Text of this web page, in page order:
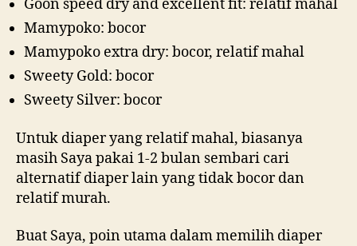
Goon speed dry and excellent fit: relatif mahal
Mamypoko: bocor
Mamypoko extra dry: bocor, relatif mahal
Sweety Gold: bocor
Sweety Silver: bocor
Untuk diaper yang relatif mahal, biasanya
masih Saya pakai 1-2 bulan sembari cari
alternatif diaper lain yang tidak bocor dan
relatif murah.
Buat Saya, poin utama dalam memilih diaper